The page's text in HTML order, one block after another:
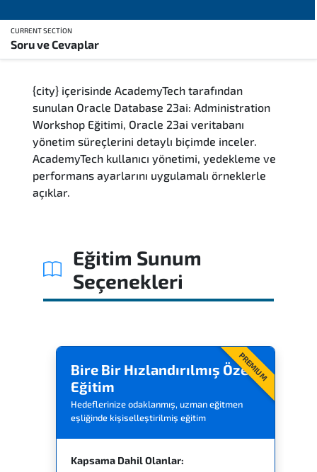
CURRENT SECTION
Soru ve Cevaplar
Eğitim Sunum Yöntemleri
Kimler Katılmalı
Kariyer Fırsatları
Sınav & Sertifika
{city} içerisinde AcademyTech tarafından
sunulan Oracle Database 23ai: Administration
Workshop Eğitimi, Oracle 23ai veritabanı
yönetim süreçlerini detaylı biçimde inceler.
AcademyTech kullanıcı yönetimi, yedekleme ve
performans ayarlarını uygulamalı örneklerle
açıklar.
Eğitim Sunum
Seçenekleri
PREMIUM
Bire Bir Hızlandırılmış Özel
Eğitim
Hedeflerinize odaklanmış, uzman eğitmen
eşliğinde kişiselleştirilmiş eğitim
Kapsama Dahil Olanlar: